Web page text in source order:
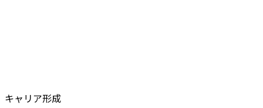
キャリア形成